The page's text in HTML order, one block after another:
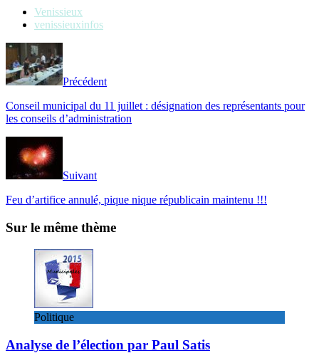
Venissieux
venissieuxinfos
Précédent
Conseil municipal du 11 juillet : désignation des représentants pour
les conseils d’administration
Suivant
Feu d’artifice annulé, pique nique républicain maintenu !!!
Sur le même thème
Politique
Analyse de l’élection par Paul Satis